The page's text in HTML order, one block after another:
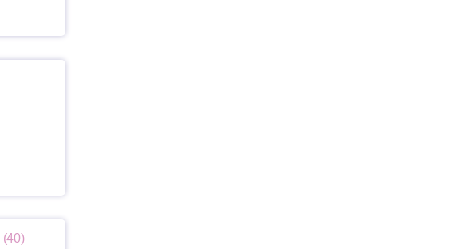
(40)